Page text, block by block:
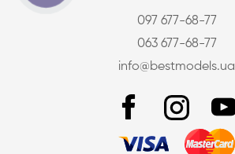
097 677-68-77
063 677-68-77
info@bestmodels.ua